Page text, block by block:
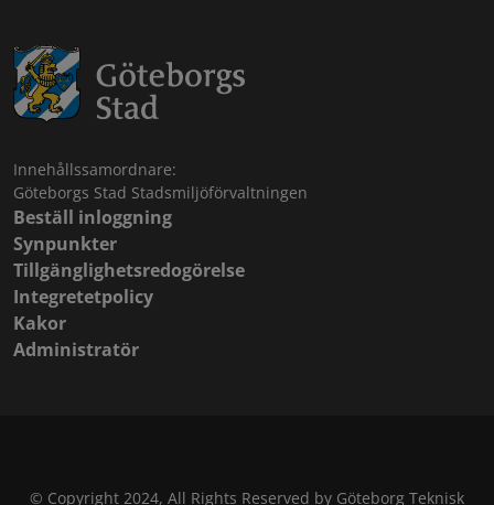
Innehållssamordnare:
Göteborgs Stad Stadsmiljöförvaltningen
Beställ inloggning
Synpunkter
Tillgänglighetsredogörelse
Integretetpolicy
Kakor
Administratör
© Copyright 2024, All Rights Reserved by Göteborg Teknisk